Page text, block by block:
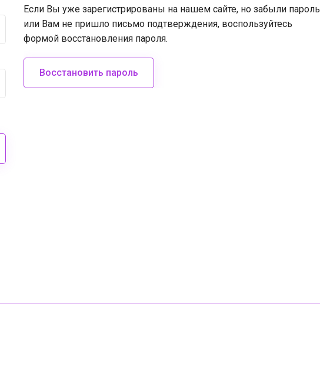
Если Вы уже зарегистрированы на нашем сайте, но забыли пароль
или Вам не пришло письмо подтверждения, воспользуйтесь
формой восстановления пароля.
Восстановить пароль